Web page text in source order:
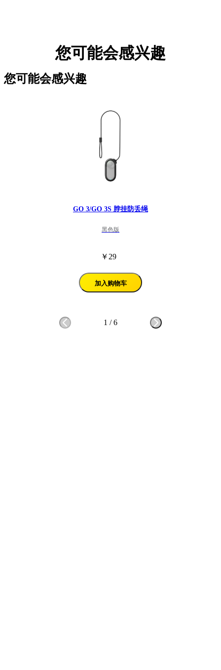
您可能会感兴趣
您可能会感兴趣
GO 3/GO 3S 脖挂防丢绳
黑色版
￥29
加入购物车
1 /6